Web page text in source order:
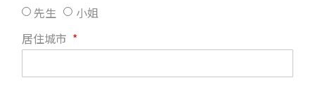
先生
小姐
居住城市